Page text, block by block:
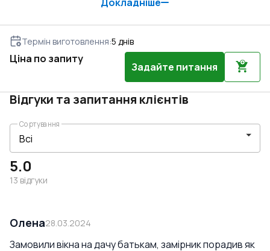
Термін виготовлення:5 днів
Ціна по запиту
Задайте питання
Відгуки та запитання клієнтів
5.0
13 відгуки
Сортування
Олена28.03.2024
Замовили вікна на дачу батькам, замірник порадив як